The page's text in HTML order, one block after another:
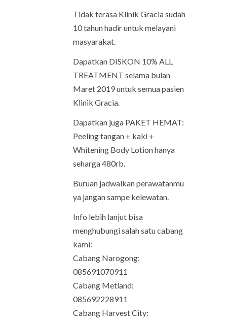
Tidak terasa Klinik Gracia sudah
10 tahun hadir untuk melayani
masyarakat.
Dapatkan DISKON 10% ALL
TREATMENT selama bulan
Maret 2019 untuk semua pasien
Klinik Gracia.
Dapatkan juga PAKET HEMAT:
Peeling tangan + kaki +
Whitening Body Lotion hanya
seharga 480rb.
Buruan jadwalkan perawatanmu
ya jangan sampe kelewatan.
Info lebih lanjut bisa
menghubungi salah satu cabang
kami:
Cabang Narogong:
085691070911
Cabang Metland:
085692228911
Cabang Harvest City: